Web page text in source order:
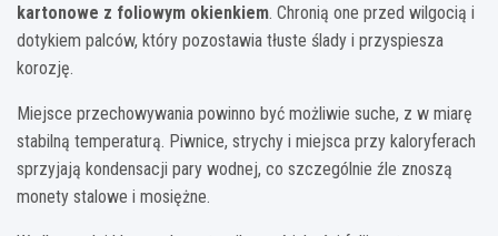
kartonowe z foliowym okienkiem. Chronią one przed wilgocią i
dotykiem palców, który pozostawia tłuste ślady i przyspiesza
korozję.
Miejsce przechowywania powinno być możliwie suche, z w miarę
stabilną temperaturą. Piwnice, strychy i miejsca przy kaloryferach
sprzyjają kondensacji pary wodnej, co szczególnie źle znoszą
monety stalowe i mosiężne.